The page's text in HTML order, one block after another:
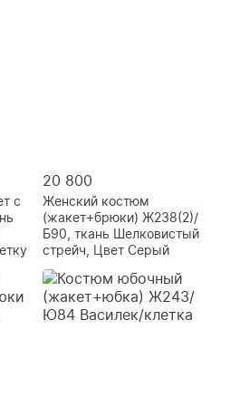
с
20 800
Женский костюм
(жакет+брюки) Ж238(2)/
Б90, ткань Шелковистый
стрейч, Цвет Серый